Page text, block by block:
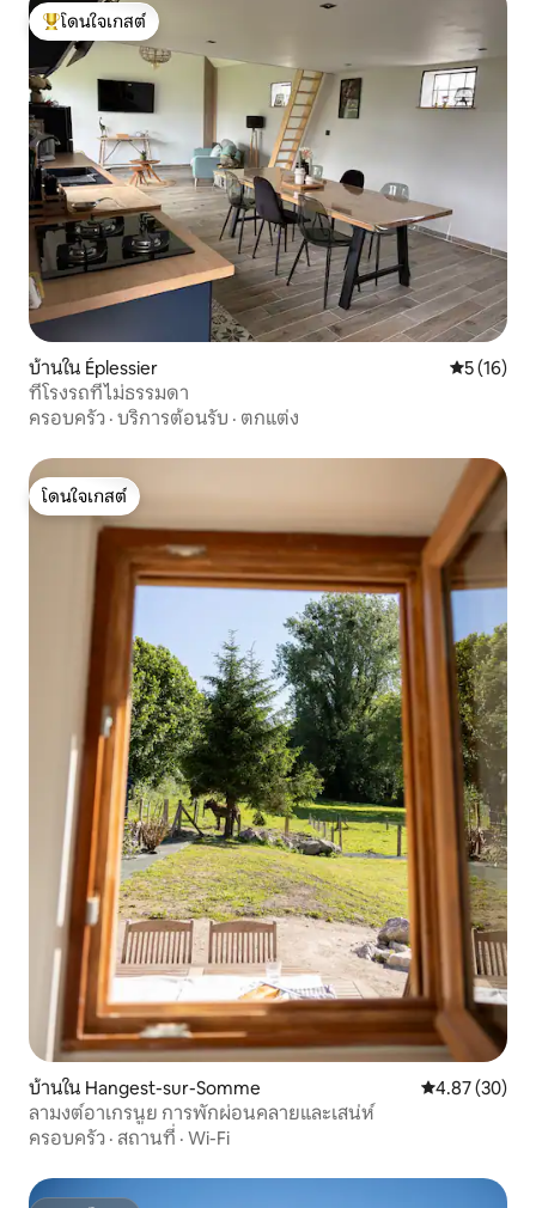
โดนใจเกสต์ที่สุด
โดนใจเกสต์
บ้านใน Éplessier คะแนนเฉลี่
5 (16)
ที่โรงรถที่ไม่ธรรมดา
ครอบครัว · บริการต้อนรับ · ตกแต่ง
โดนใจเกสต์
โดนใจเกสต์
บ้านใน Hangest-sur-Somme คะแนนเฉลี่ย
4.87 (30)
ลามงต์อาเกรนูย การพักผ่อนคลายและเสน่ห์
ครอบครัว · สถานที่ · Wi-Fi